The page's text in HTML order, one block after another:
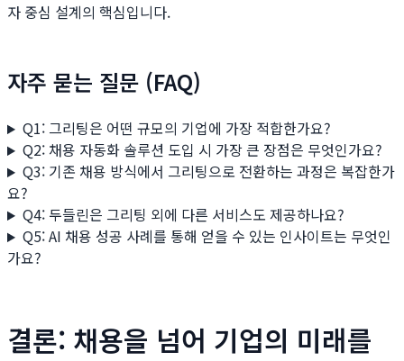
자 중심 설계의 핵심입니다.
자주 묻는 질문 (FAQ)
Q1: 그리팅은 어떤 규모의 기업에 가장 적합한가요?
Q2: 채용 자동화 솔루션 도입 시 가장 큰 장점은 무엇인가요?
Q3: 기존 채용 방식에서 그리팅으로 전환하는 과정은 복잡한가
요?
Q4: 두들린은 그리팅 외에 다른 서비스도 제공하나요?
Q5: AI 채용 성공 사례를 통해 얻을 수 있는 인사이트는 무엇인
가요?
결론: 채용을 넘어 기업의 미래를